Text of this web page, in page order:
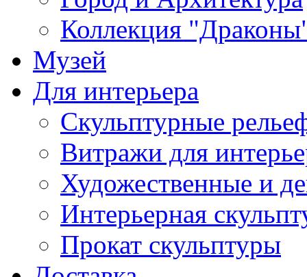
Коллекция
Музей
Для интерьера
Скульптурные
Витражи для
Художественные и
Интерьерная
Прокат скульптуры